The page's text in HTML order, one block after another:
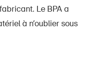
Le BPA a
à n’oublier sous